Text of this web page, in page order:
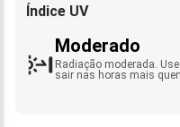
Índice UV
Moderado
Radiação moderada.
sair nas horas mais